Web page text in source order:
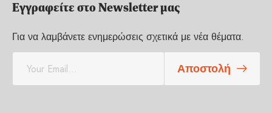
Εγγραφείτε στο Newsletter μας
Για να λαμβάνετε ενημερώσεις σχετικά με νέα θέματα.
a
Αποστολή